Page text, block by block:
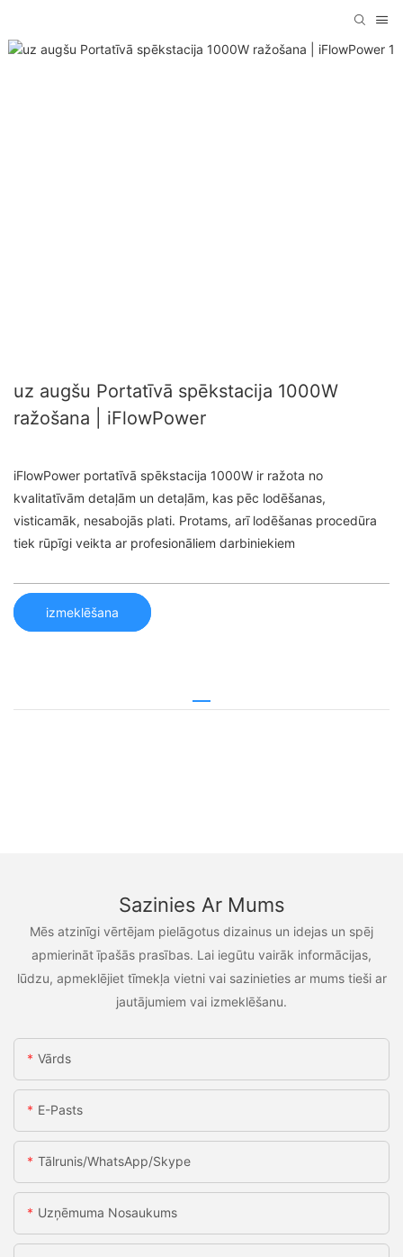
uz augšu Portatīvā spēkstacija 1000W
ražošana | iFlowPower
iFlowPower portatīvā spēkstacija 1000W ir ražota no
kvalitatīvām detaļām un detaļām, kas pēc lodēšanas,
visticamāk, nesabojās plati. Protams, arī lodēšanas procedūra
tiek rūpīgi veikta ar profesionāliem darbiniekiem
izmeklēšana
Sazinies Ar Mums
Mēs atzinīgi vērtējam pielāgotus dizainus un idejas un spēj
apmierināt īpašās prasības. Lai iegūtu vairāk informācijas,
lūdzu, apmeklējiet tīmekļa vietni vai sazinieties ar mums tieši ar
jautājumiem vai izmeklēšanu.
Vārds
E-Pasts
Tālrunis/WhatsApp/Skype
Uzņēmuma Nosaukums